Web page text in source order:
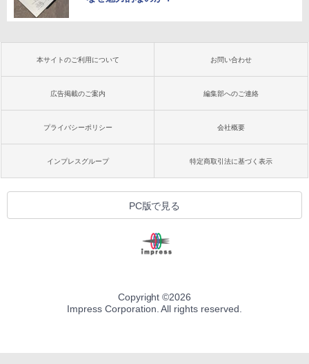
本サイトのご利用について お問い合わせ
広告掲載のご案内 編集部へのご連絡
プライバシーポリシー 会社概要
インプレスグループ 特定商取引法に基づく表示
PC版で見る
Copyright ©2026
Impress Corporation. All rights reserved.